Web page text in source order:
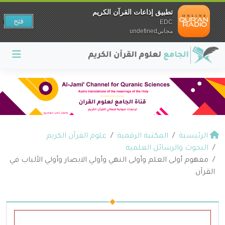
الرئيسية المكتبة الرقمية
علوم القرآن الكريم
البحوث والرسائل العلمية
مفهوم أولى العلم وأولى النهي وأولي الابصار وأولي الألباب في
القرآن
تطبيق إذاعات القرآن الكريم
EDC
مجانيundefined
فتح